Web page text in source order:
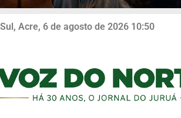
Acre, 6 de agosto de 2026 10:50